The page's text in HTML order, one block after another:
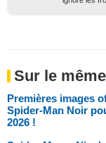
Sur le
Premières images
Spider-Man Noir
2026 !